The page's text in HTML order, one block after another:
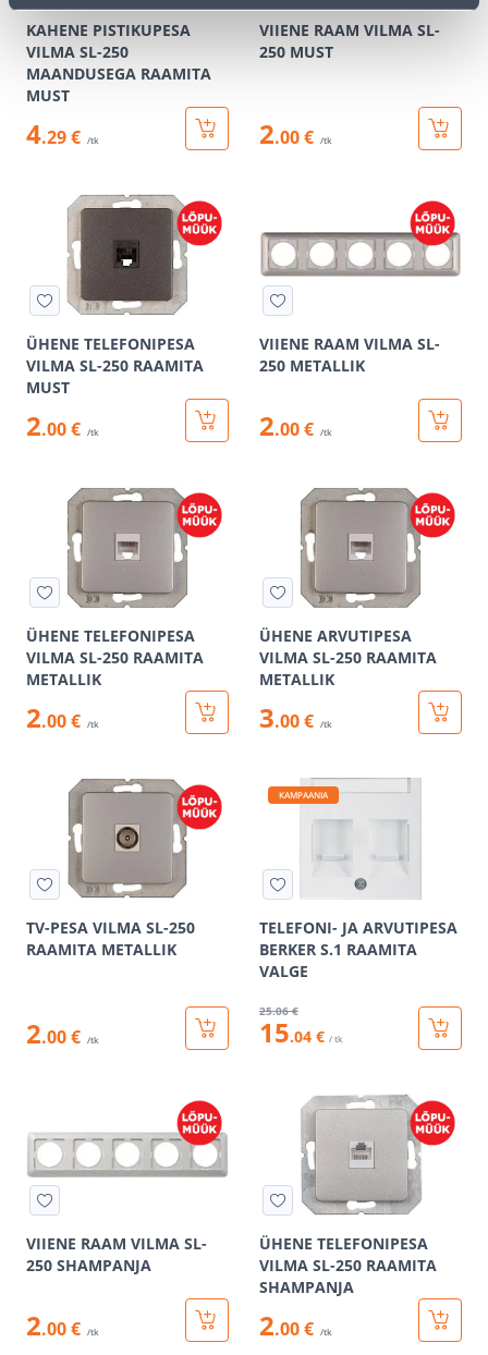
KAHENE PISTIKUPESA
VILMA SL-250
MAANDUSEGA RAAMITA
MUST
4.29 € /tk
VIIENE RAAM VILMA SL-
250 MUST
2.00 € /tk
ÜHENE TELEFONIPESA
VILMA SL-250 RAAMITA
MUST
2.00 € /tk
VIIENE RAAM VILMA SL-
250 METALLIK
2.00 € /tk
ÜHENE TELEFONIPESA
VILMA SL-250 RAAMITA
METALLIK
2.00 € /tk
ÜHENE ARVUTIPESA
VILMA SL-250 RAAMITA
METALLIK
3.00 € /tk
TV-PESA VILMA SL-250
RAAMITA METALLIK
2.00 € /tk
KAMPAANIA
TELEFONI- JA ARVUTIPESA
BERKER S.1 RAAMITA
VALGE
25.06 €
15.04 € / tk
VIIENE RAAM VILMA SL-
250 SHAMPANJA
2.00 € /tk
ÜHENE TELEFONIPESA
VILMA SL-250 RAAMITA
SHAMPANJA
2.00 € /tk